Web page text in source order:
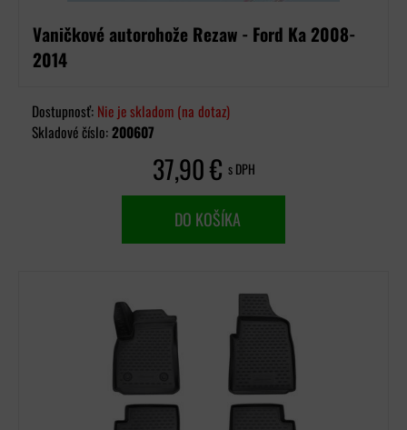
Vaničkové autorohože Rezaw - Ford Ka 2008-
2014
Dostupnosť: Nie je skladom (na dotaz)
Skladové číslo:200607
37,90 € s DPH
DO KOŠÍKA